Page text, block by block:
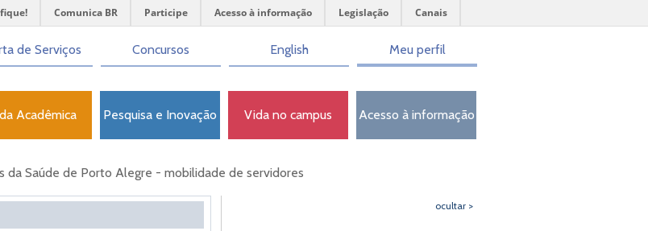
Comunica BR Participe Acesso à informação Legislação Canais
de Serviços Concursos English Meu perfil
Acadêmica Pesquisa e Inovação Vida no campus Acesso à informação
da Saúde de Porto Alegre - mobilidade de servidores
ocultar >